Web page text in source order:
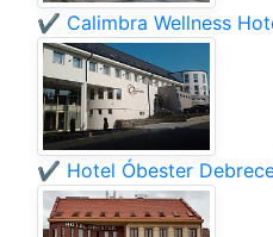
✔️ Calimbra Wellness
✔️ Hotel Óbester